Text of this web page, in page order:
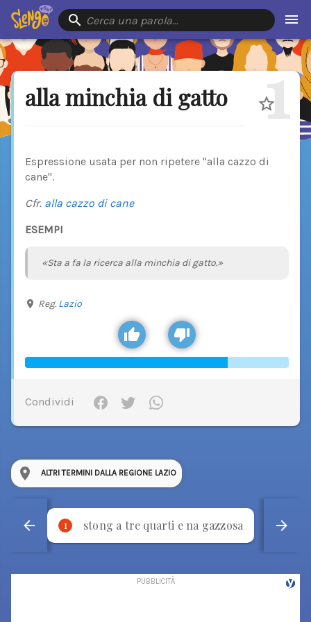
Cerca una parola…
alla minchia di gatto 1
Espressione usata per non ripetere "alla cazzo di
cane".
Cfr. alla cazzo di cane
ESEMPI
«Sta a fa la ricerca alla minchia di gatto.»
Reg. Lazio
Condividi
ALTRI TERMINI DALLA REGIONE LAZIO
1 stong a tre quarti e na gazzosa 2